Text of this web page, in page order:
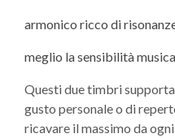
armonico ricco di
meglio la sensibilità
Questi due timbri
gusto personale o di
ricavare il massimo da